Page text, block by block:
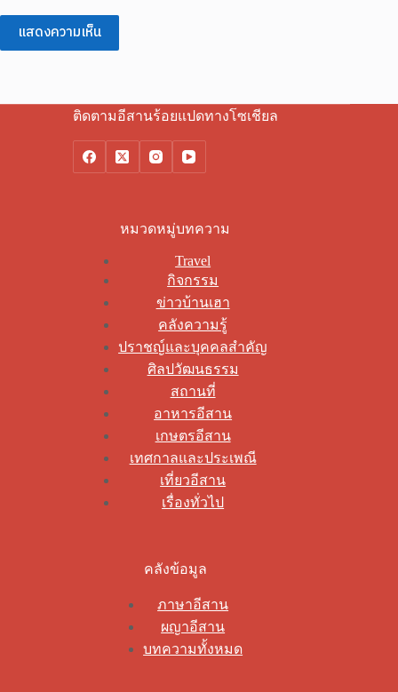
แสดงความเห็น
ติดตามอีสานร้อยแปดทางโซเชียล
หมวดหมู่บทความ
Travel
กิจกรรม
ข่าวบ้านเฮา
คลังความรู้
ปราชญ์และบุคคลสำคัญ
ศิลปวัฒนธรรม
สถานที่
อาหารอีสาน
เกษตรอีสาน
เทศกาลและประเพณี
เที่ยวอีสาน
เรื่องทั่วไป
คลังข้อมูล
ภาษาอีสาน
ผญาอีสาน
บทความทั้งหมด